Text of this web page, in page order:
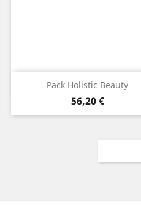
Pack Holistic Beauty
Precio
56,20 €
 Vista rápida